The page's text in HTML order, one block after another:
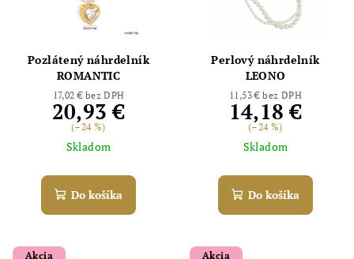
Pozlátený náhrdelník
ROMANTIC
17,02 € bez DPH
20,93 €
(–24 %)
Skladom
Do košíka
Perlový náhrdelník
LEONO
11,53 € bez DPH
14,18 €
(–24 %)
Skladom
Do košíka
Akcia Akcia